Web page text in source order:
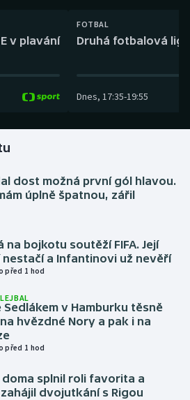
v plavání
FOTBAL
Druhá fotbalová
Dnes, 17:35-19:55
dost možná první gól hlavou.
úplně špatnou, zářil
na bojkotu soutěží FIFA. Její
nestačí a Infantinovi už nevěří
před 1 hod
Sedlákem v Hamburku těsně
hvězdné Nory a pak i na
před 1 hod
doma splnil roli favorita a
dvojutkání s Rigou